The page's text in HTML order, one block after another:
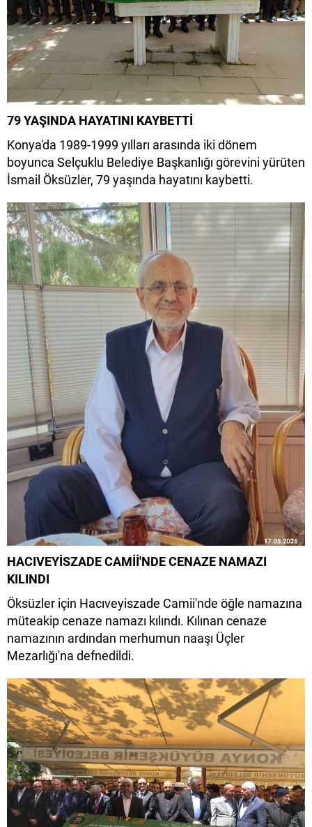
79 YAŞINDA HAYATINI KAYBETTİ
Konya'da 1989-1999 yılları arasında iki dönem
boyunca Selçuklu Belediye Başkanlığı görevini yürüten
İsmail Öksüzler, 79 yaşında hayatını kaybetti.
HACIVEYİSZADE CAMİİ'NDE CENAZE NAMAZI
KILINDI
Öksüzler için Hacıveyiszade Camii'nde öğle namazına
müteakip cenaze namazı kılındı. Kılınan cenaze
namazının ardından merhumun naaşı Üçler
Mezarlığı'na defnedildi.